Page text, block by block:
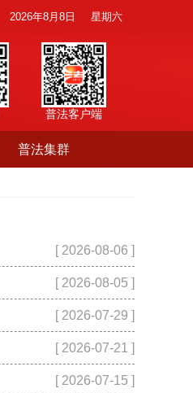
2026年8月8日 星期六
普法客户端
普法集群
[ 2026-08-06 ]
[ 2026-08-05 ]
[ 2026-07-29 ]
[ 2026-07-21 ]
[ 2026-07-15 ]